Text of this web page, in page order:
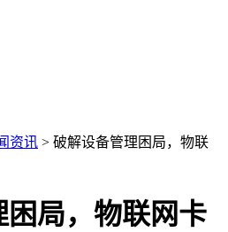
资讯 > 破解设备管理困局，物联
局，物联网卡